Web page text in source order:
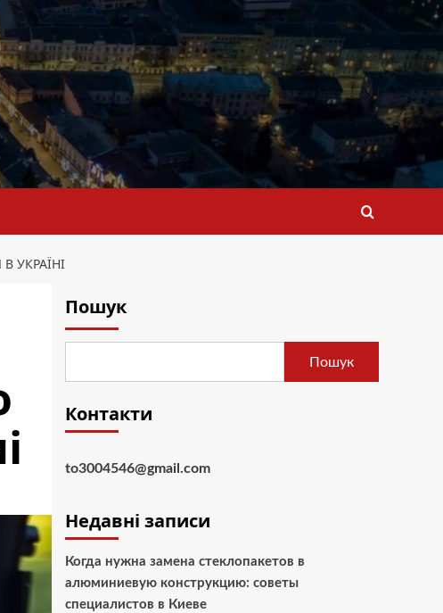
УКРАЇНІ
Пошук
Пошук
Контакти
to3004546@gmail.com
Недавні записи
Когда нужна замена стеклопакетов в
алюминиевую конструкцию: советы
специалистов в Киеве